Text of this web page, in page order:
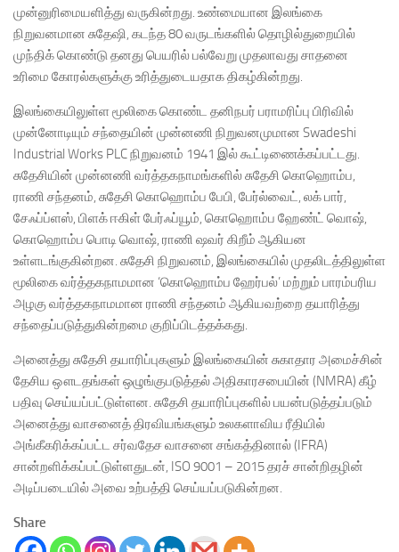
முன்னுரிமையளித்து வருகின்றது. உண்மையான இலங்கை
நிறுவனமான சுதேஷி, கடந்த 80 வருடங்களில் தொழில்துறையில்
முந்திக் கொண்டு தனது பெயரில் பல்வேறு முதலாவது சாதனை
உரிமை கோரல்களுக்கு உரித்துடையதாக திகழ்கின்றது.
இலங்கையிலுள்ள மூலிகை கொண்ட தனிநபர் பராமரிப்பு பிரிவில்
முன்னோடியும் சந்தையின் முன்னணி நிறுவனமுமான Swadeshi
Industrial Works PLC நிறுவனம் 1941 இல் கூட்டிணைக்கப்பட்டது.
சுதேசியின் முன்னணி வர்த்தகநாமங்களில் சுதேசி கொஹொம்ப,
ராணி சந்தனம், சுதேசி கொஹொம்ப பேபி, பேர்ல்வைட், லக் பார்,
சேஃப்ப்ளஸ், பிளக் ஈகிள் பேர்ஃப்யூம், கொஹொம்ப ஹேண்ட் வொஷ்,
கொஹொம்ப பொடி வொஷ், ராணி ஷவர் கிறீம் ஆகியன
உள்ளடங்குகின்றன. சுதேசி நிறுவனம், இலங்கையில் முதலிடத்திலுள்ள
மூலிகை வர்த்தகநாமமான ‘கொஹொம்ப ஹேர்பல்’ மற்றும் பாரம்பரிய
அழகு வர்த்தகநாமமான ராணி சந்தனம் ஆகியவற்றை தயாரித்து
சந்தைப்படுத்துகின்றமை குறிப்பிடத்தக்கது.
அனைத்து சுதேசி தயாரிப்புகளும் இலங்கையின் சுகாதார அமைச்சின்
தேசிய ஔடதங்கள் ஒழுங்குபடுத்தல் அதிகாரசபையின் (NMRA) கீழ்
பதிவு செய்யப்பட்டுள்ளன. சுதேசி தயாரிப்புகளில் பயன்படுத்தப்படும்
அனைத்து வாசனைத் திரவியங்களும் உலகளாவிய ரீதியில்
அங்கீகரிக்கப்பட்ட சர்வதேச வாசனை சங்கத்தினால் (IFRA)
சான்றளிக்கப்பட்டுள்ளதுடன், ISO 9001 – 2015 தரச் சான்றிதழின்
அடிப்படையில் அவை உற்பத்தி செய்யப்படுகின்றன.
Share